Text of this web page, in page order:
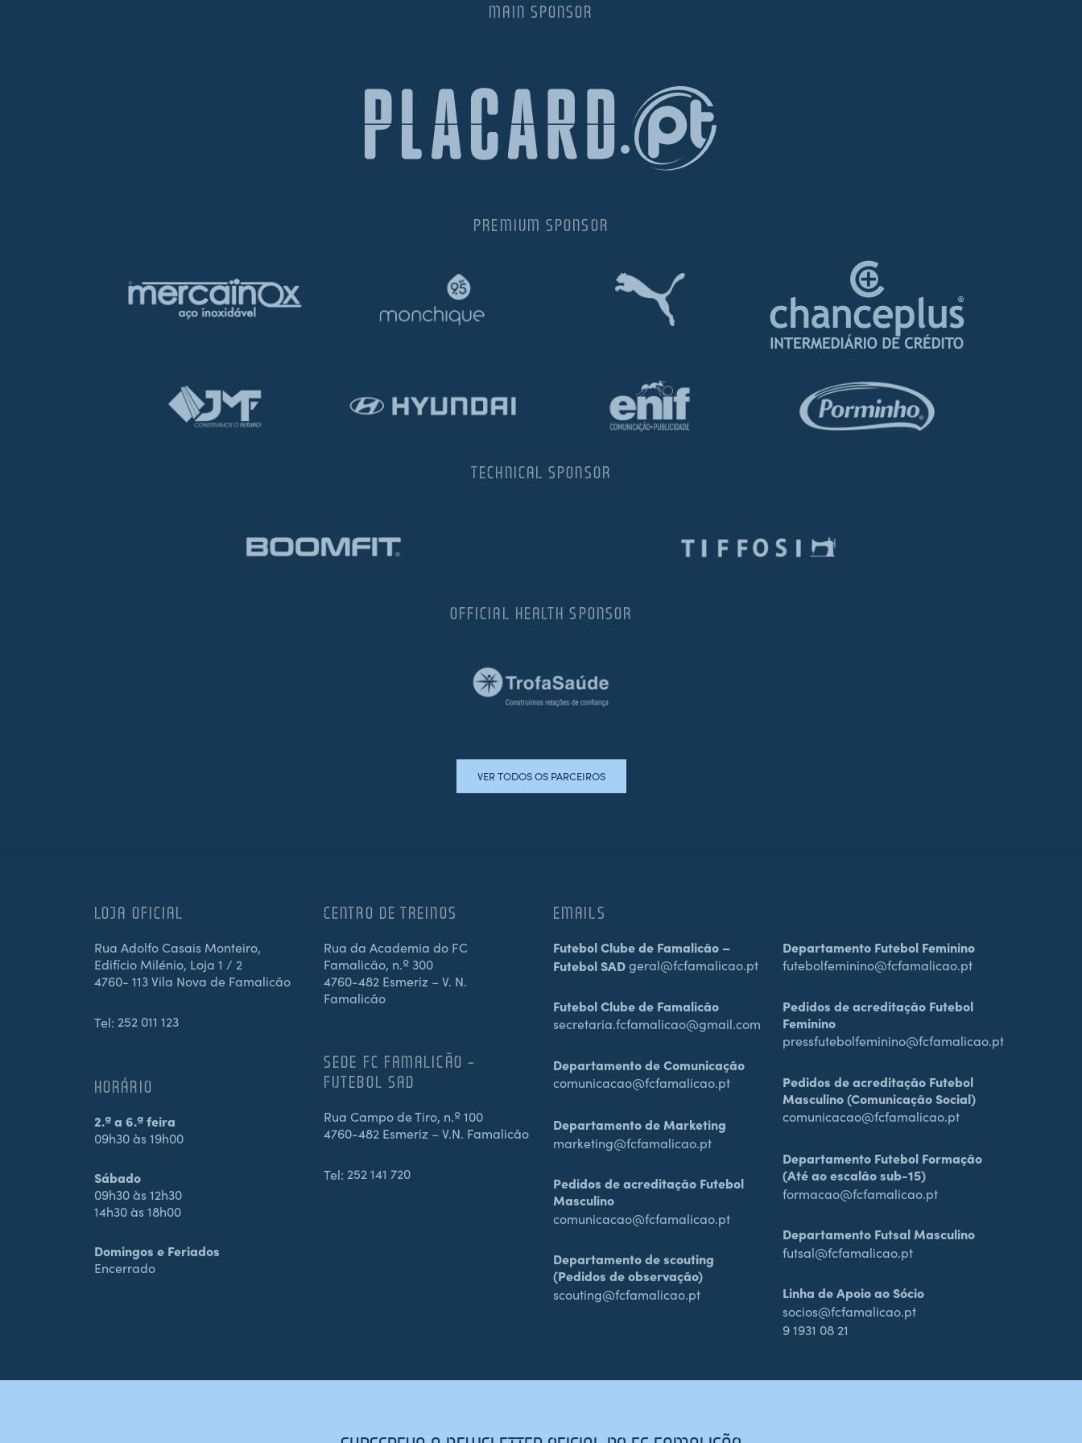
MAIN SPONSOR
PREMIUM SPONSOR
TECHNICAL SPONSOR
OFFICIAL HEALTH SPONSOR
VER TODOS OS PARCEIROS
LOJA OFICIAL
Rua Adolfo Casais Monteiro,
Edifício Milénio, Loja 1 / 2
4760- 113 Vila Nova de Famalicão
Tel: 252 011 123
HORÁRIO
2.ª a 6.ª feira
09h30 às 19h00
Sábado
09h30 às 12h30
14h30 às 18h00
Domingos e Feriados
Encerrado
CENTRO DE TREINOS
Rua da Academia do FC
Famalicão, n.º 300
4760-482 Esmeriz – V. N.
Famalicão
SEDE FC FAMALICÃO –
FUTEBOL SAD
Rua Campo de Tiro, n.º 100
4760-482 Esmeriz – V.N. Famalicão
Tel: 252 141 720
EMAILS
Futebol Clube de Famalicão –
Futebol SADgeral@fcfamalicao.pt
Futebol Clube de Famalicão
secretaria.fcfamalicao@gmail.com
Departamento de Comunicação
comunicacao@fcfamalicao.pt
Departamento de Marketing
marketing@fcfamalicao.pt
Pedidos de acreditação Futebol
Masculino
comunicacao@fcfamalicao.pt
Departamento de scouting
(Pedidos de observação)
scouting@fcfamalicao.pt
Departamento Futebol Feminino
futebolfeminino@fcfamalicao.pt
Pedidos de acreditação Futebol
Feminino
pressfutebolfeminino@fcfamalicao.pt
Pedidos de acreditação Futebol
Masculino (Comunicação Social)
comunicacao@fcfamalicao.pt
Departamento Futebol Formação
(Até ao escalão sub-15)
formacao@fcfamalicao.pt
Departamento Futsal Masculino
futsal@fcfamalicao.pt
Linha de Apoio ao Sócio
socios@fcfamalicao.pt
9 1931 08 21